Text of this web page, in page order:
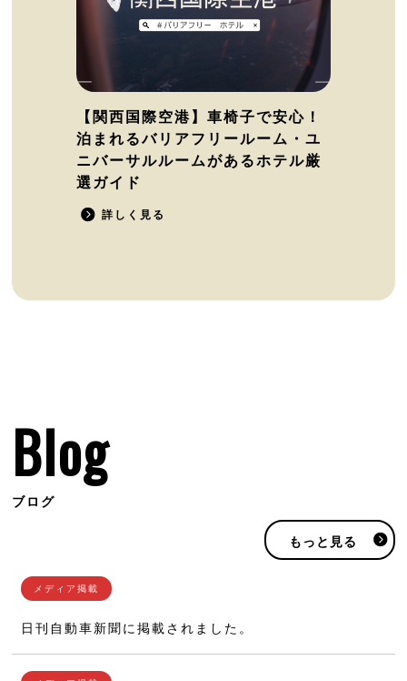
【関西国際空港】車椅子で安心！
泊まれるバリアフリールーム・ユ
ニバーサルルームがあるホテル厳
選ガイド
詳しく見る
Blog
ブログ
もっと見る
日刊自動車新聞に掲載されました。